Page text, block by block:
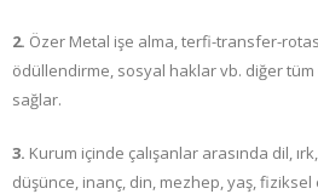
2. Özer Metal işe alma, terfi-transfer-
ödüllendirme, sosyal haklar vb. diğer tüm
sağlar.
3. Kurum içinde çalışanlar arasında dil,
düşünce, inanç, din, mezhep, yaş,